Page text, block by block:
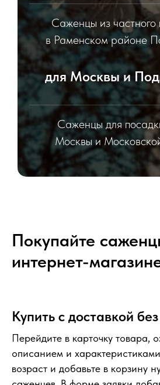
Саженцы из частного
в Раменском районе
для Москвы и
Саженцы для
Москвы и
Покупайте
интернет-
Купить с доставкой
Перейдите в карточку товара,
описанием и
возраст и добавьте в корзину